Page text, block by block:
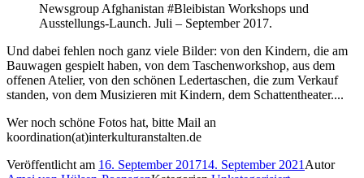
Newsgroup Afghanistan #Bleibistan Workshops und
Ausstellungs-Launch. Juli – September 2017.
Und dabei fehlen noch ganz viele Bilder: von den Kindern, die am
Bauwagen gespielt haben, von dem Taschenworkshop, aus dem
offenen Atelier, von den schönen Ledertaschen, die zum Verkauf
standen, von dem Musizieren mit Kindern, dem Schattentheater....
Wer noch schöne Fotos hat, bitte Mail an
koordination(at)interkulturanstalten.de
Veröffentlicht am 16. September 201714. September 2021 Autor